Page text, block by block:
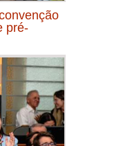
pré-